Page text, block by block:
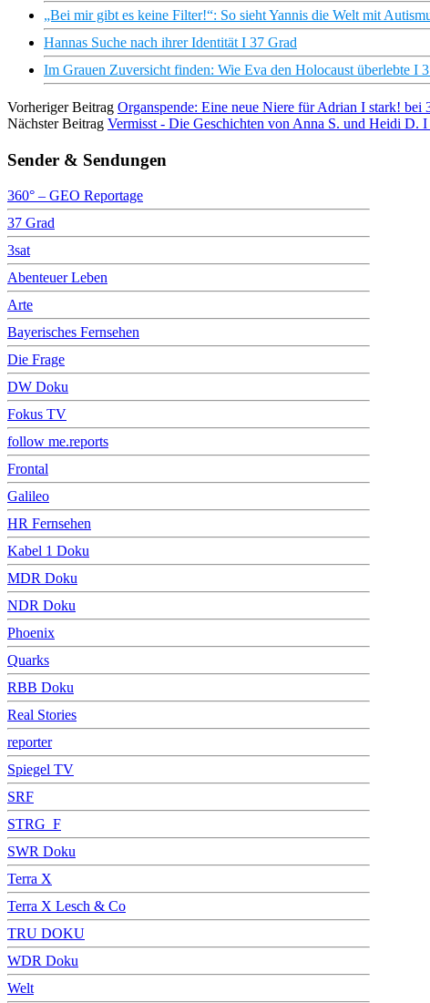
„Bei mir gibt es keine Filter!“: So sieht Yannis die Welt mit
Hannas Suche nach ihrer Identität I 37 Grad
Im Grauen Zuversicht finden: Wie Eva den Holocaust überlebte I
Vorheriger Beitrag Organspende: Eine neue Niere für Adrian I stark! bei
Nächster Beitrag Vermisst - Die Geschichten von Anna S. und Heidi D. I
Sender & Sendungen
360° – GEO Reportage
37 Grad
3sat
Abenteuer Leben
Arte
Bayerisches Fernsehen
Die Frage
DW Doku
Fokus TV
follow me.reports
Frontal
Galileo
HR Fernsehen
Kabel 1 Doku
MDR Doku
NDR Doku
Phoenix
Quarks
RBB Doku
Real Stories
reporter
Spiegel TV
SRF
STRG_F
SWR Doku
Terra X
Terra X Lesch & Co
TRU DOKU
WDR Doku
Welt